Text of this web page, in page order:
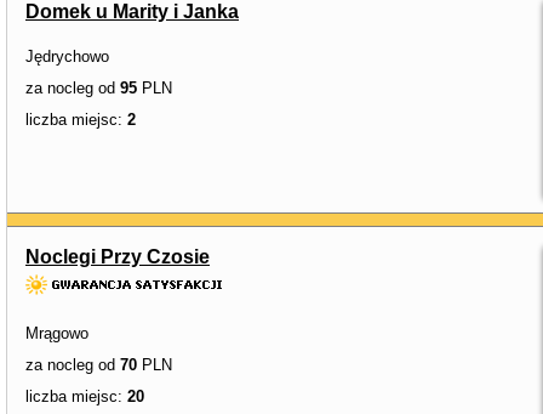
Domek u Marity i Janka
Jędrychowo
za nocleg od 95 PLN
liczba miejsc: 2
Noclegi Przy Czosie
Mrągowo
za nocleg od 70 PLN
liczba miejsc: 20